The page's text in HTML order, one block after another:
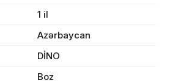
1 il
Azərbaycan
DİNO
Boz
OK